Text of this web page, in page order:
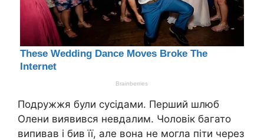
Подружжя були сусідами. Перший шлюб
Олени виявився невдалим. Чоловік багато
випивав і бив її, але вона не могла піти через